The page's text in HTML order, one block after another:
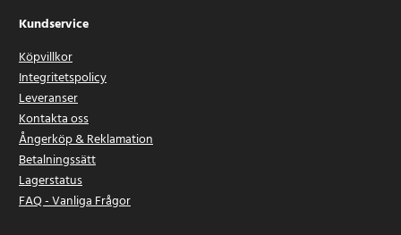
Kundservice
Köpvillkor
Integritetspolicy
Leveranser
Kontakta oss
Ångerköp & Reklamation
Betalningssätt
Lagerstatus
FAQ - Vanliga Frågor